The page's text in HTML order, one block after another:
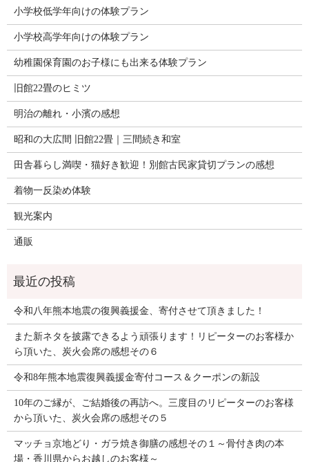
小学校低学年向けの体験プラン
小学校高学年向けの体験プラン
幼稚園保育園のお子様にも出来る体験プラン
旧館22畳のヒミツ
明治の離れ・小濱の感想
昭和の大広間 旧館22畳｜三間続き和室
田舎暮らし満喫・猫好き歓迎！別館古民家貸切プランの感想
着物一反染め体験
観光案内
通販
令和八年熊本地震の復興義援金、寄付させて頂きました！
また新ネタを披露できるよう頑張ります！リピーターのお客様か
ら頂いた、炭火会席の感想その６
令和8年熊本地震復興義援金寄付コース＆クーポンの新設
10年のご縁が、ご結婚後の再訪へ。三度目のリピーターのお客様
から頂いた、炭火会席の感想その５
マッチョ京地どり・ガラ焼き御膳の感想その１～骨付き肉の本
場・香川県からお越しのお客様～